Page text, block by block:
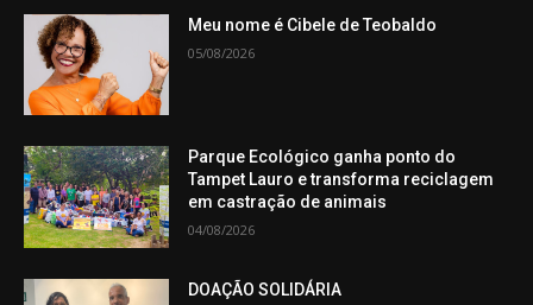
Meu nome é Cibele de Teobaldo
05/08/2026
Parque Ecológico ganha ponto do
Tampet Lauro e transforma reciclagem
em castração de animais
04/08/2026
DOAÇÃO SOLIDÁRIA